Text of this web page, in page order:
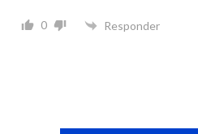
0 Responder